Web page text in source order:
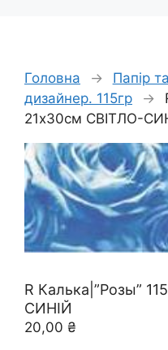
Головна → Папір
дизайнер. 115гр
→
21х30см СВІТЛО-
R Калька|”Розы”
СИНІЙ
20,00 ₴